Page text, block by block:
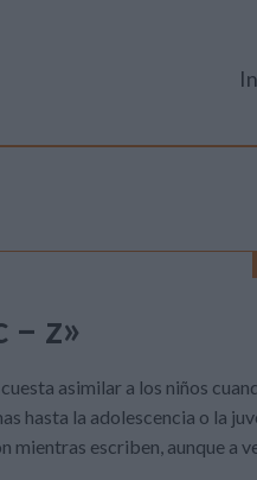
z»
asimilar a los niños
hasta la adolescencia o la
mientras escriben, aunque a